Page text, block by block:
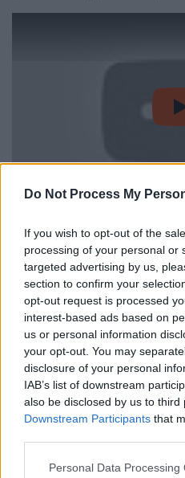
Do Not Process My
If you wish to opt-out of the
processing of your personal or
targeted advertising by us,
section to confirm your
opt-out request is processed
interest-based ads based on
us or personal information
your opt-out. You may
disclosure of your personal
IAB’s list of downstream
also be disclosed by us to third
Downstream Participants that
Please note that this website/
Personal Data Processing
Αλλάζει δηλαδή η
επενδυτών;
Όντως αλλάζει η
επενδυτών. Η αγορά, η
επενδυτές δεν
την αστάθεια.
προδιαγεγραμμένη
προσπαθούν πάντα οι
ενεργούντες μέσα
επιχειρηματίες και
είναι να αποφύγουν
δυσμενές σενάριο.